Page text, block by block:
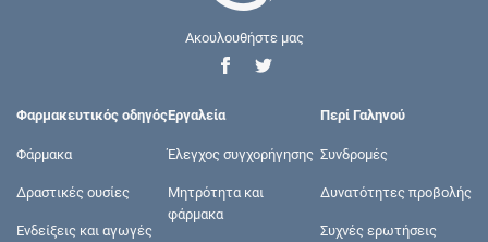
Ακουλουθήστε μας
Φαρμακευτικός οδηγός
Φάρμακα
Δραστικές ουσίες
Ενδείξεις και αγωγές
Εργαλεία
Έλεγχος συγχορήγησης
Μητρότητα και
φάρμακα
Περί Γαληνού
Συνδρομές
Δυνατότητες προβολής
Συχνές ερωτήσεις